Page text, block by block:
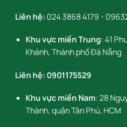
Liên hệ: 024 3868 4179 -
Khu vực miền Trung: 41
Khánh, Thành phố Đà Nẵng
Liên hệ: 0901175529
Khu vực miền Nam: 28
Thành, quận Tân Phú, HCM